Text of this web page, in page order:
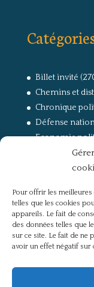
Pour offrir les
telles que les cookies
appareils. Le fait de
des données telles que
sur ce site. Le fait de ne
avoir un effet négatif sur
Billet invité
Chemins et
Chronique
Défense
Economie
(168)
La guerre, la
Non classé(42)
Partis
Présentation(4)
Références